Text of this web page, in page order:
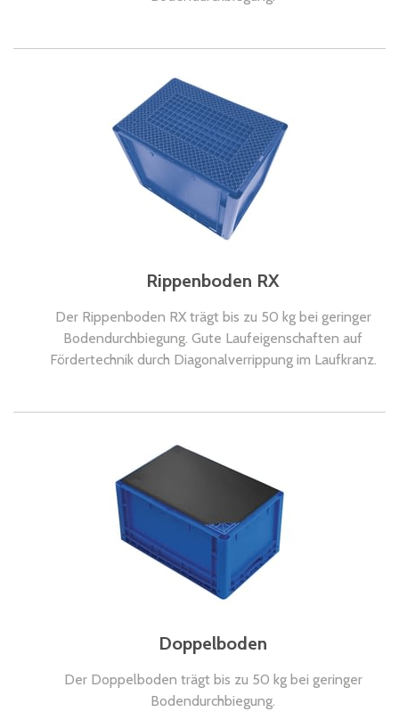
Rippenboden RX
Der Rippenboden RX trägt bis zu 50 kg bei geringer
Bodendurchbiegung. Gute Laufeigenschaften auf
Fördertechnik durch Diagonalverrippung im Laufkranz.
Doppelboden
Der Doppelboden trägt bis zu 50 kg bei geringer
Bodendurchbiegung.